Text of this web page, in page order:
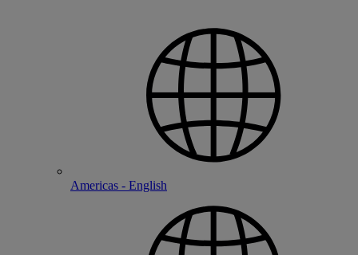
Americas - English